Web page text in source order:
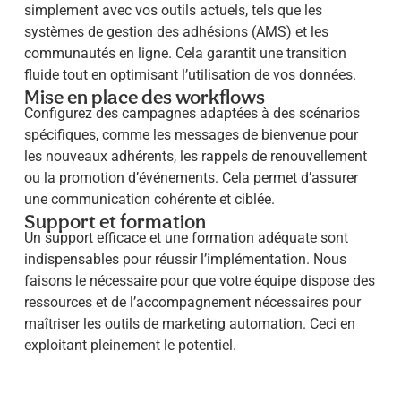
simplement avec vos outils actuels, tels que les
systèmes de gestion des adhésions (AMS) et les
communautés en ligne. Cela garantit une transition
fluide tout en optimisant l’utilisation de vos données.
Mise en place des workflows
Configurez des campagnes adaptées à des scénarios
spécifiques, comme les messages de bienvenue pour
les nouveaux adhérents, les rappels de renouvellement
ou la promotion d’événements. Cela permet d’assurer
une communication cohérente et ciblée.
Support et formation
Un support efficace et une formation adéquate sont
indispensables pour réussir l’implémentation. Nous
faisons le nécessaire pour que votre équipe dispose des
ressources et de l’accompagnement nécessaires pour
maîtriser les outils de marketing automation. Ceci en
exploitant pleinement le potentiel.